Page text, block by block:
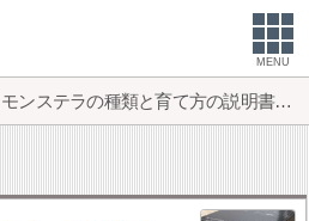
MENU
斑入りモンステラの種類と育て方の説明書『モン説』